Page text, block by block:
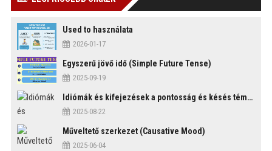
Used to használata
2026-01-17
Egyszerű jövő idő (Simple Future Tense)
2025-09-19
Idiómák és kifejezések a pontosság és késés témakörében
2025-08-22
Műveltető szerkezet (Causative Mood)
2025-06-04